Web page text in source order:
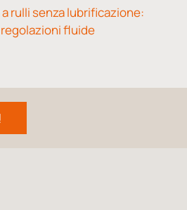
a rulli senza lubrificazione:
fluide